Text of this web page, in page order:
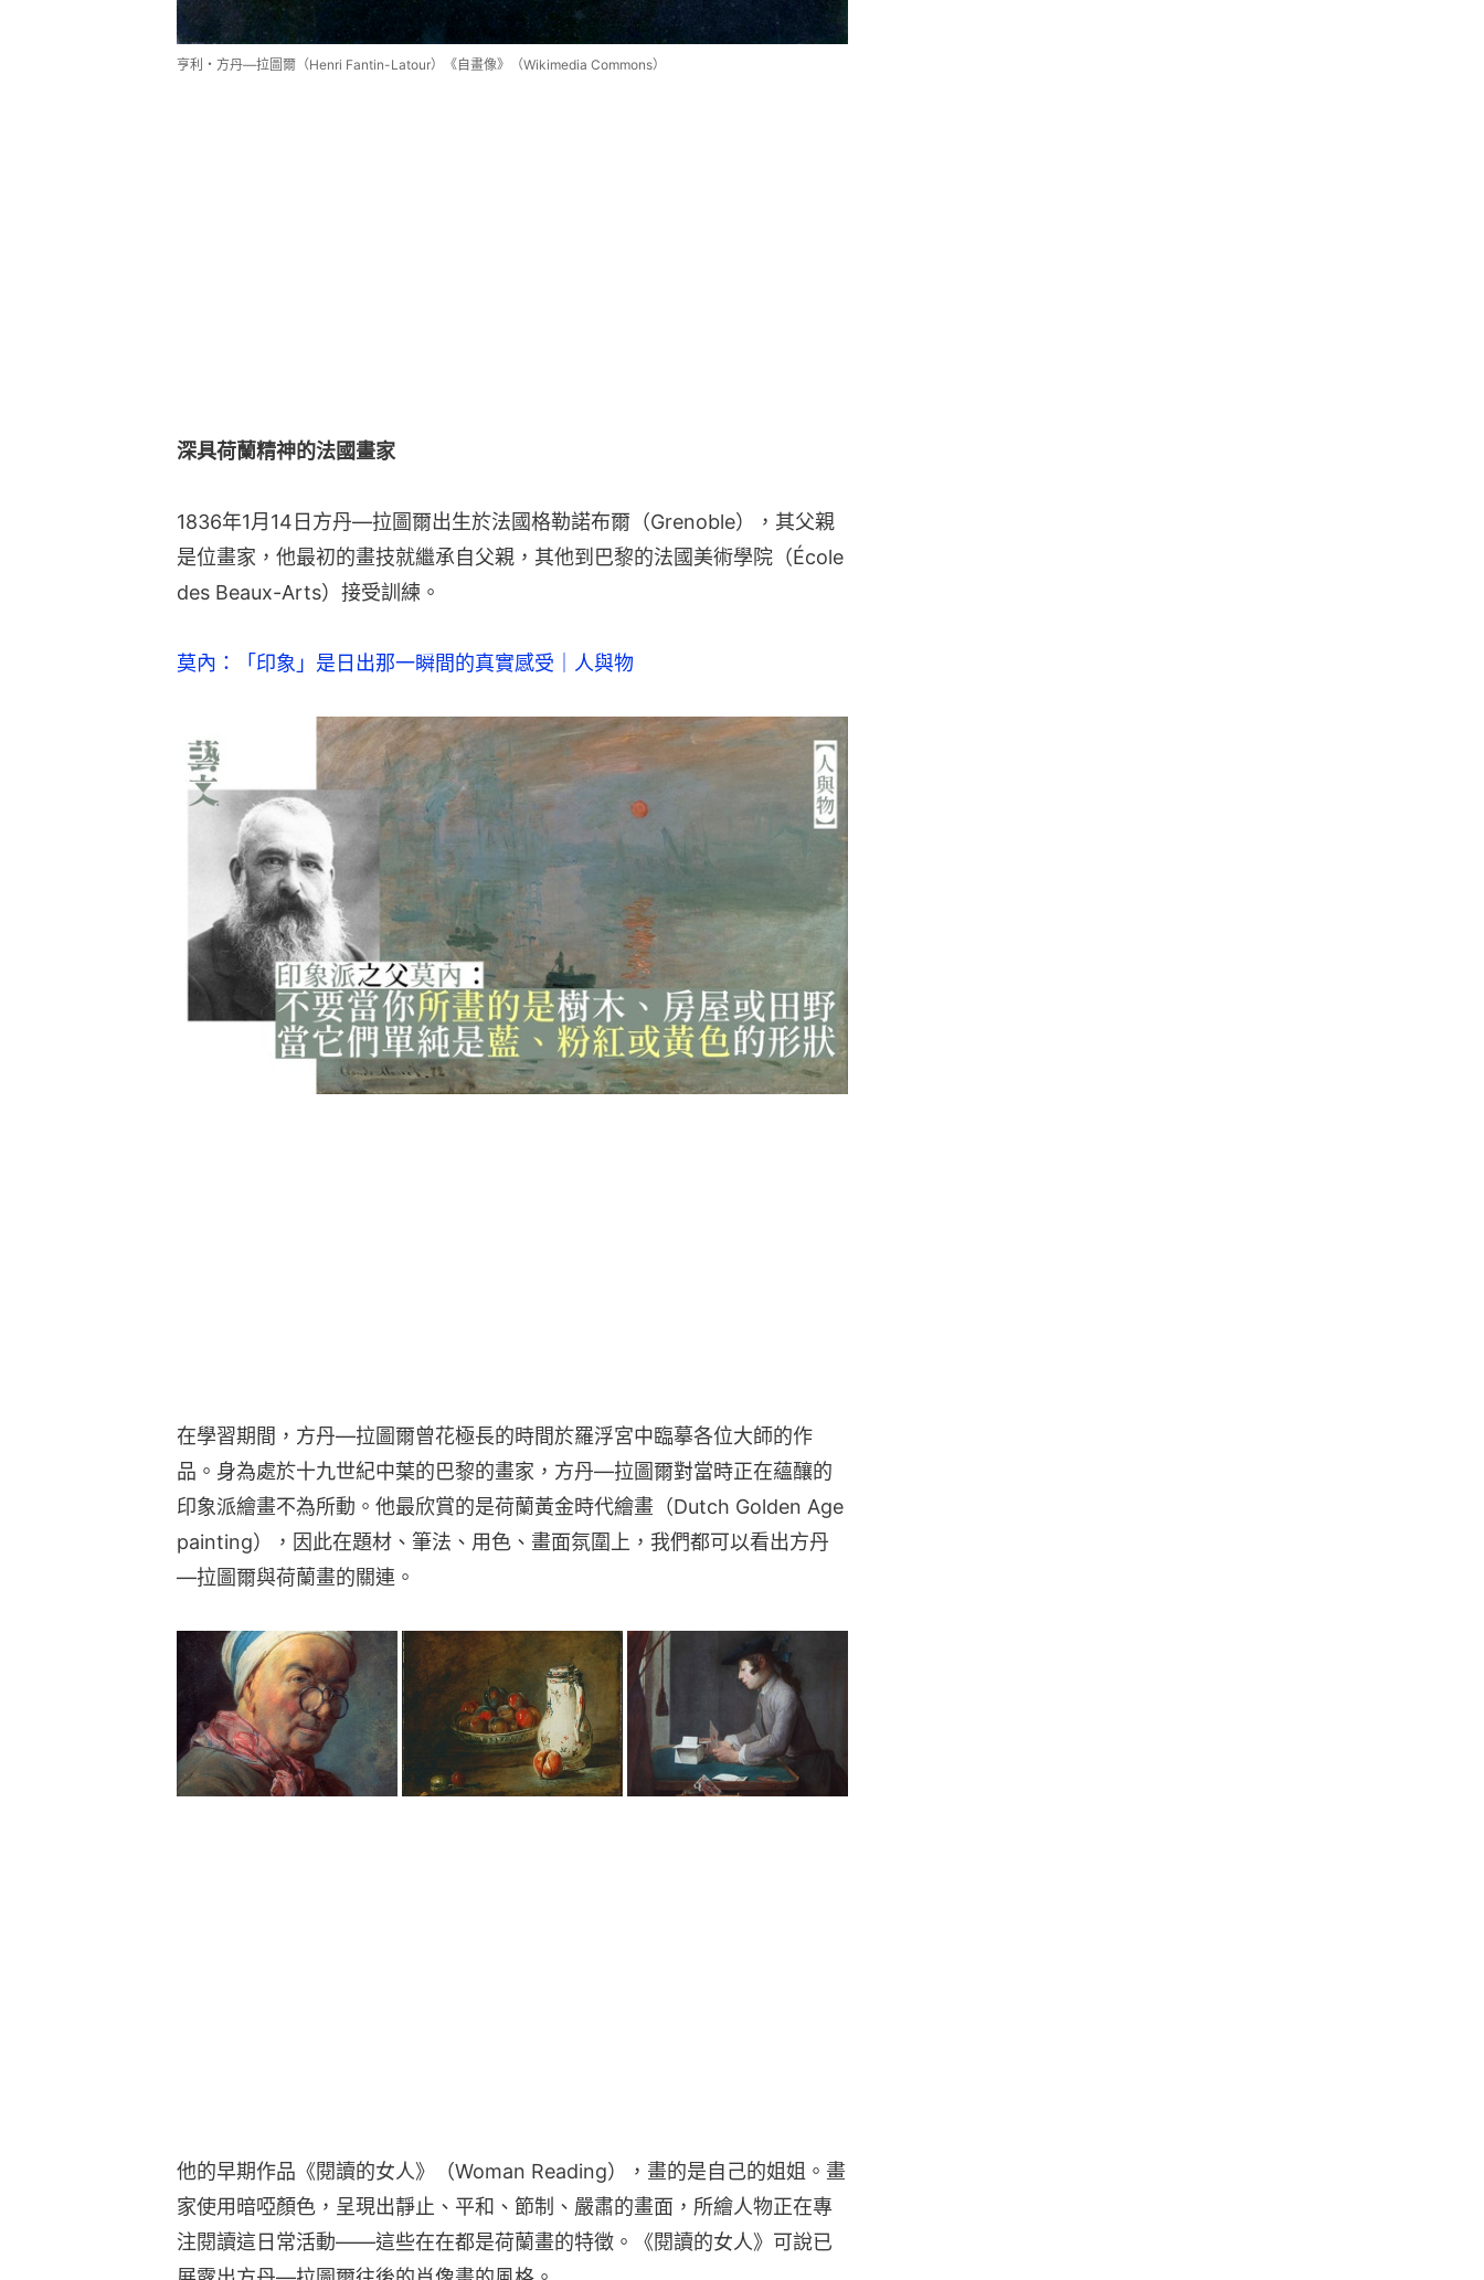
亨利・方丹—拉圖爾（Henri Fantin-Latour）《自畫像》（Wikimedia Commons）
深具荷蘭精神的法國畫家
1836年1月14日方丹—拉圖爾出生於法國格勒諾布爾（Grenoble），其父親
是位畫家，他最初的畫技就繼承自父親，其他到巴黎的法國美術學院（École
des Beaux-Arts）接受訓練。
莫內：「印象」是日出那一瞬間的真實感受｜人與物
在學習期間，方丹—拉圖爾曾花極長的時間於羅浮宮中臨摹各位大師的作
品。身為處於十九世紀中葉的巴黎的畫家，方丹—拉圖爾對當時正在蘊釀的
印象派繪畫不為所動。他最欣賞的是荷蘭黃金時代繪畫（Dutch Golden Age
painting），因此在題材、筆法、用色、畫面氛圍上，我們都可以看出方丹
—拉圖爾與荷蘭畫的關連。
他的早期作品《閱讀的女人》（Woman Reading），畫的是自己的姐姐。畫
家使用暗啞顏色，呈現出靜止、平和、節制、嚴肅的畫面，所繪人物正在專
注閱讀這日常活動——這些在在都是荷蘭畫的特徵。《閱讀的女人》可說已